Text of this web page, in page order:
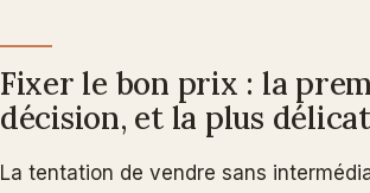
Fixer le bon prix : la
décision, et la plus
La tentation de vendre sans